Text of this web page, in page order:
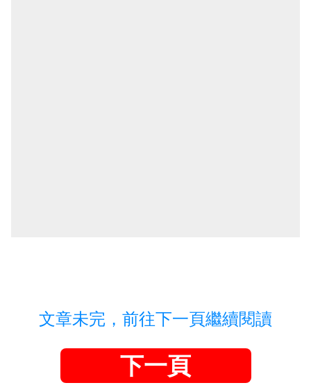
文章未完，前往下一頁繼續閱讀
下一頁